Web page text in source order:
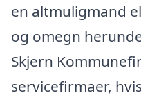
en altmuligmand
og omegn
Skjern
servicefirmaer,